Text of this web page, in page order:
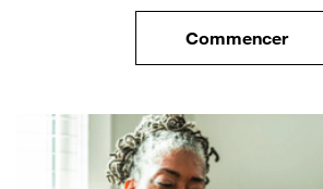
Commencer
le tuto